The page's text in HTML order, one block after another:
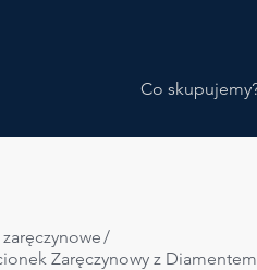
Co
/
Zaręczynowy z